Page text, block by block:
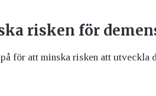
risken för
för att minska risken att utveckla